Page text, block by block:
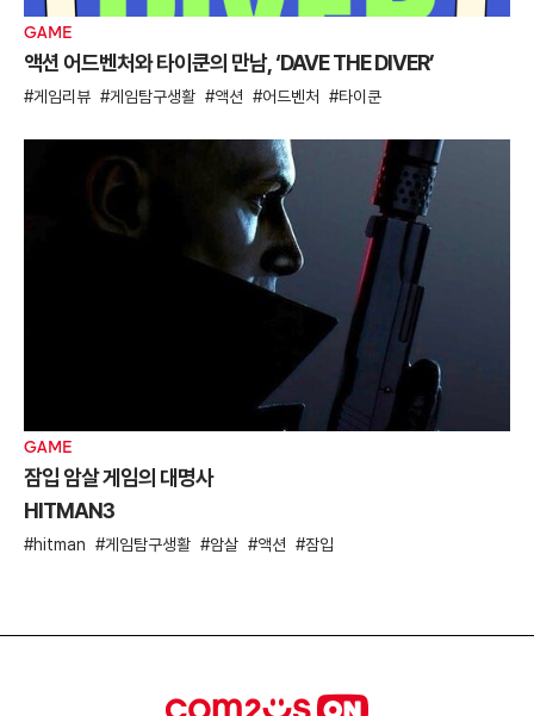
GAME
액션 어드벤처와 타이쿤의 만남, ‘DAVE THE DIVER’
게임리뷰 게임탐구생활 액션 어드벤처 타이쿤
GAME
잠입 암살 게임의 대명사
HITMAN3
hitman 게임탐구생활 암살 액션 잠입